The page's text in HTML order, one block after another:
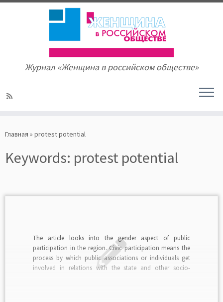
to
Журнал «Женщина в российском обществе»
Главная » protest potential
Keywords: protest potential
The article looks into the gender aspect of public
participation in the region. Civic participation means the
process by which public associations or individuals get
involved in relations with the state and other socio-